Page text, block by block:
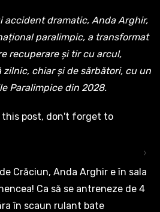
accident dramatic, Anda Arghir,
paralimpic, a transformat
recuperare și tir cu arcul,
zilnic, chiar și de sărbători, cu un
Paralimpice din 2028.
this post, don't forget to
›
Crăciun, Anda Arghir e în sala
Ca să se antreneze de 4
în scaun rulant bate